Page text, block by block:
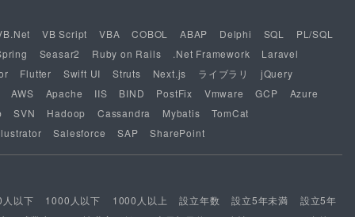
VB Script VBA COBOL ABAP Delphi SQL
PL/SQL
Seasar2 Ruby on Rails .Net Framework
Laravel
Flutter Swift UI Struts Next.js ライブラリ
jQuery
AWS Apache IIS BIND PostFix Vmware GCP
Azure
SVN Hadoop Cassandra Mybatis
TomCat
Salesforce SAP SharePoint
以下 1000人以下 1000人以上 設立年数 設立5年未満
設立5年